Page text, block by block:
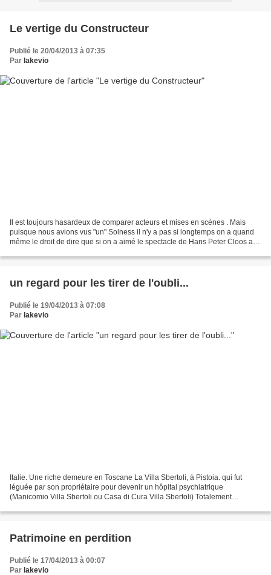
Le vertige du Constructeur
Publié le 20/04/2013 à 07:35
Par lakevio
Il est toujours hasardeux de comparer acteurs et mises en scènes . Mais
puisque nous avions vus "un" Solness il n'y a pas si longtemps on a quand
même le droit de dire que si on a aimé le spectacle de Hans Peter Cloos au
un regard pour les tirer de l'oubli...
Publié le 19/04/2013 à 07:08
Par lakevio
Italie. Une riche demeure en Toscane La Villa Sbertoli, à Pistoia. qui fut
léguée par son propriétaire pour devenir un hôpital psychiatrique
(Manicomio Villa Sbertoli ou Casa di Cura Villa Sbertoli) Totalement
Patrimoine en perdition
Publié le 17/04/2013 à 00:07
Par lakevio